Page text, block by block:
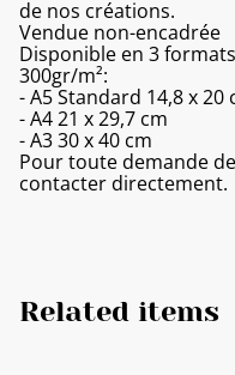
de nos créations.
Vendue non-encadrée
Disponible en 3
300gr/m²:
- A5 Standard 14,8 x 20
- A4 21 x 29,7 cm
- A3 30 x 40 cm
Pour toute demande
contacter directement.
Related items